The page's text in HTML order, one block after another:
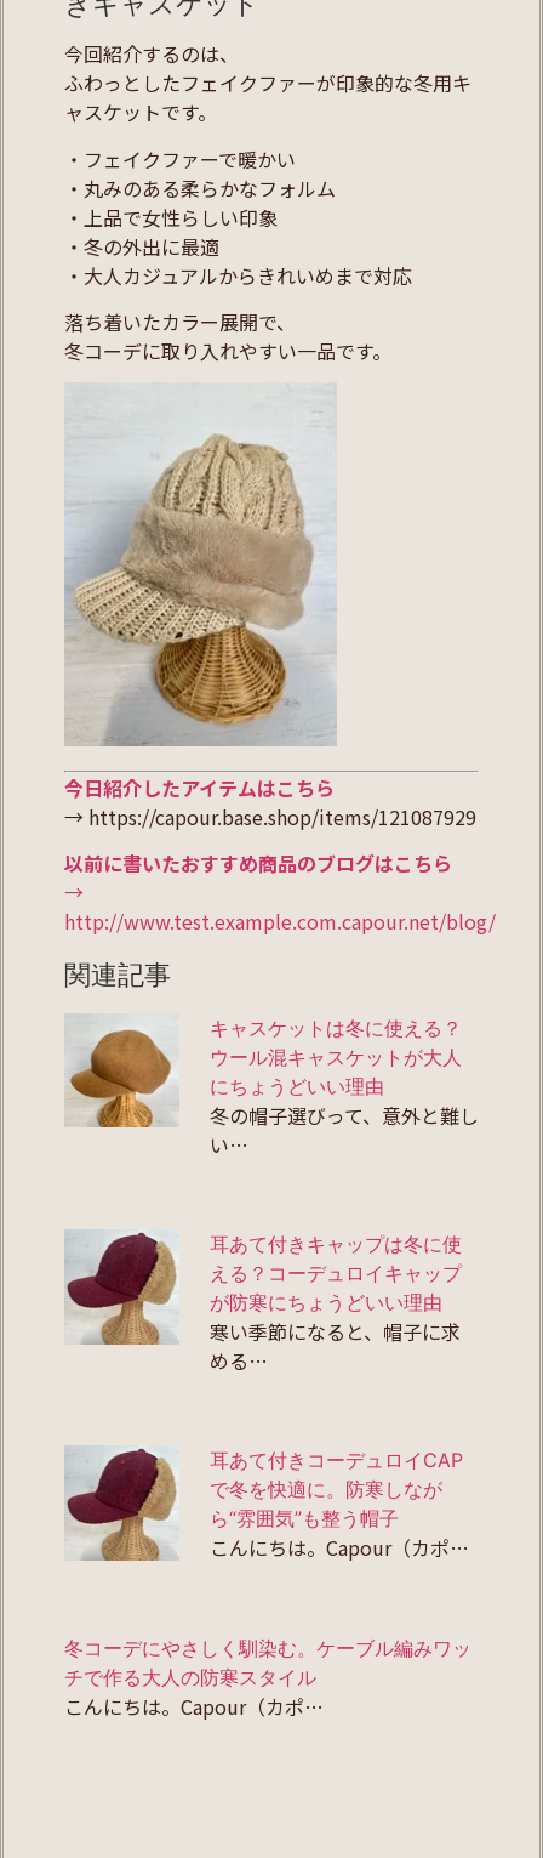
今回紹介するのは、
ふわっとしたフェイクファーが印象的な冬用キ
ャスケットです。
・フェイクファーで暖かい
・丸みのある柔らかなフォルム
・上品で女性らしい印象
・冬の外出に最適
・大人カジュアルからきれいめまで対応
落ち着いたカラー展開で、
冬コーデに取り入れやすい一品です。
今日紹介したアイテムはこちら
→ https://capour.base.shop/items/121087929
以前に書いたおすすめ商品のブログはこちら
→
http://www.test.example.com.capour.net/blog/
関連記事
キャスケットは冬に使える？
ウール混キャスケットが大人
にちょうどいい理由
冬の帽子選びって、意外と難し
い…
耳あて付きキャップは冬に使
える？コーデュロイキャップ
が防寒にちょうどいい理由
寒い季節になると、帽子に求
める…
耳あて付きコーデュロイCAP
で冬を快適に。防寒しなが
ら“雰囲気”も整う帽子
こんにちは。Capour（カポ…
冬コーデにやさしく馴染む。ケーブル編みワッ
チで作る大人の防寒スタイル
こんにちは。Capour（カポ…